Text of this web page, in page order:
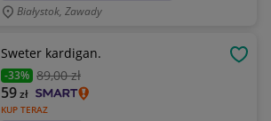
Białystok, Zawady
Sweter kardigan.
-33% 89,00 zł
KUP TERAZ
59zł